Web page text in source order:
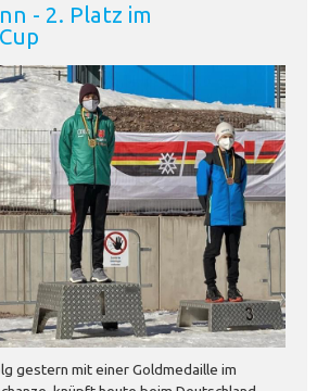
- 2. Platz im
gestern mit einer Goldmedaille im